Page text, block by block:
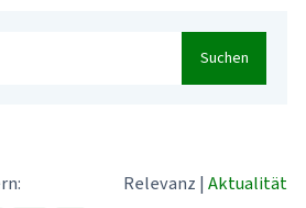
Suchen
Relevanz | Aktualität